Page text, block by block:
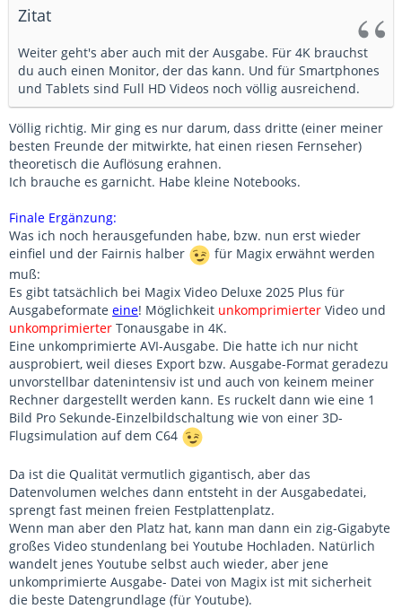
Zitat
Weiter geht's aber auch mit der Ausgabe. Für 4K brauchst
du auch einen Monitor, der das kann. Und für Smartphones
und Tablets sind Full HD Videos noch völlig ausreichend.
Völlig richtig. Mir ging es nur darum, dass dritte (einer meiner
besten Freunde der mitwirkte, hat einen riesen Fernseher)
theoretisch die Auflösung erahnen.
Ich brauche es garnicht. Habe kleine Notebooks.
Finale Ergänzung:
Was ich noch herausgefunden habe, bzw. nun erst wieder
einfiel und der Fairnis halber
für Magix erwähnt werden
muß:
Es gibt tatsächlich bei Magix Video Deluxe 2025 Plus für
Ausgabeformate eine! Möglichkeit unkomprimierter Video und
unkomprimierter Tonausgabe in 4K.
Eine unkomprimierte AVI-Ausgabe. Die hatte ich nur nicht
ausprobiert, weil dieses Export bzw. Ausgabe-Format geradezu
unvorstellbar datenintensiv ist und auch von keinem meiner
Rechner dargestellt werden kann. Es ruckelt dann wie eine 1
Bild Pro Sekunde-Einzelbildschaltung wie von einer 3D-
Flugsimulation auf dem C64
Da ist die Qualität vermutlich gigantisch, aber das
Datenvolumen welches dann entsteht in der Ausgabedatei,
sprengt fast meinen freien Festplattenplatz.
Wenn man aber den Platz hat, kann man dann ein zig-Gigabyte
großes Video stundenlang bei Youtube Hochladen. Natürlich
wandelt jenes Youtube selbst auch wieder, aber jene
unkomprimierte Ausgabe- Datei von Magix ist mit sicherheit
die beste Datengrundlage (für Youtube).